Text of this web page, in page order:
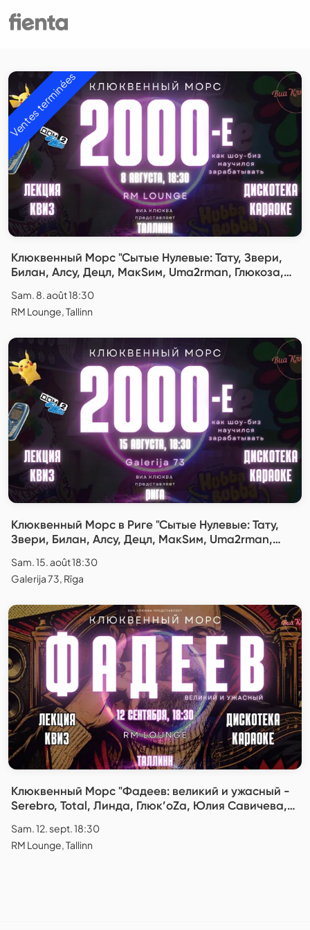
Ventes terminées
Клюквенный Морс "Сытые Нулевые: Тату, Звери,
Билан, Алсу, Децл, МакSим, Uma2rman, Глюкоза,
Sam. 8. août 18:30
RM Lounge, Tallinn
Клюквенный Морс в Риге "Сытые Нулевые: Тату,
Звери, Билан, Алсу, Децл, МакSим, Uma2rman,
Sam. 15. août 18:30
Galerija 73, Rīga
Клюквенный Морс "Фадеев: великий и ужасный -
Serebro, Total, Линда, Глюк’oZa, Юлия Савичева,
Sam. 12. sept. 18:30
RM Lounge, Tallinn